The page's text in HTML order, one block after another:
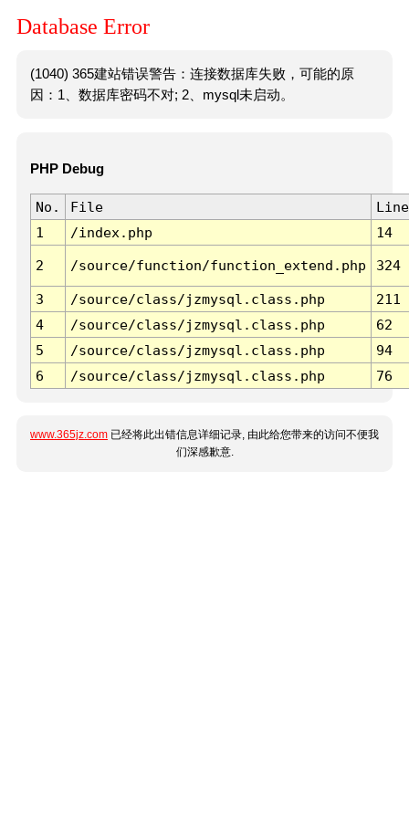
Database Error
(1040) 365建站错误警告：连接数据库失败，可能的原
因：1、数据库密码不对; 2、mysql未启动。
PHP Debug
No. File
Line
1
/index.php 14
2 /source/function/function_extend.php 324
3 /source/class/jzmysql.class.php
211
4
/source/class/jzmysql.class.php
62
5
/source/class/jzmysql.class.php
94
6
/source/class/jzmysql.class.php 76
www.365jz.com 已经将此出错信息详细记录, 由此给您带来的访问不便我
们深感歉意.